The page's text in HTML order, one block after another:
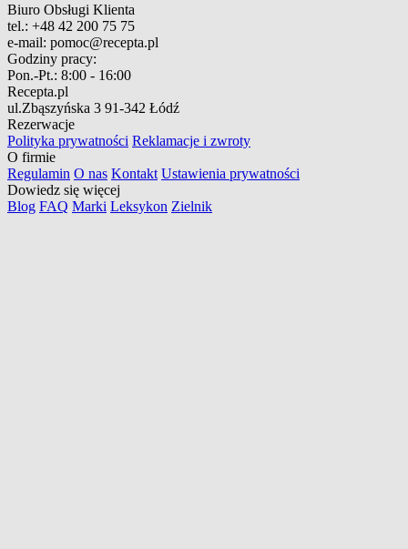
Biuro Obsługi Klienta
tel.: +48 42 200 75 75
e-mail: pomoc@recepta.pl
Godziny pracy:
Pon.-Pt.: 8:00 - 16:00
Recepta.pl
ul.Zbąszyńska 3 91-342 Łódź
Rezerwacje
Polityka prywatności Reklamacje i zwroty
O firmie
Regulamin O nas Kontakt Ustawienia prywatności
Dowiedz się więcej
Blog FAQ Marki Leksykon Zielnik